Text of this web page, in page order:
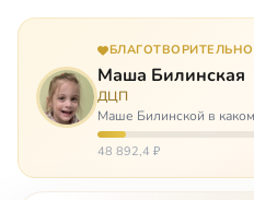
Маша Билинская
ДЦП
Маше Билинской в
церебральный паралич
всё-таки есть диагноз
48 892,4 ₽